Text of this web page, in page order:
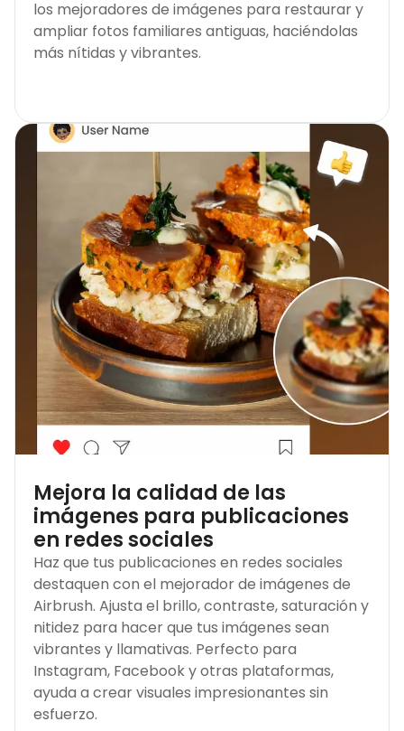
los mejoradores de imágenes para restaurar y
ampliar fotos familiares antiguas, haciéndolas
más nítidas y vibrantes.
Mejora la calidad de las
imágenes para publicaciones
en redes sociales
Haz que tus publicaciones en redes sociales
destaquen con el mejorador de imágenes de
Airbrush. Ajusta el brillo, contraste, saturación y
nitidez para hacer que tus imágenes sean
vibrantes y llamativas. Perfecto para
Instagram, Facebook y otras plataformas,
ayuda a crear visuales impresionantes sin
esfuerzo.